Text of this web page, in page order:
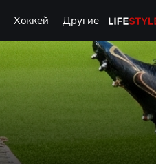
Хоккей Другие Life Style